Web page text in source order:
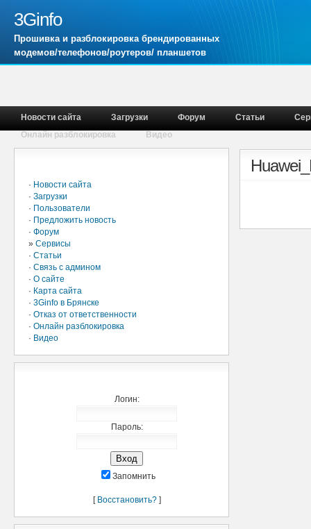
3Ginfo
Прошивка и разблокировка брендированных
модемов/телефонов/роутеров/ планшетов
Новости сайта Загрузки Форум Статьи
Онлайн разблокировка
Видео
· Новости сайта
· Загрузки
· Пользователи
· Предложить новость
· Форум
» Сервисы
· Статьи
· Связь с админом
· О сайте
· Карта сайта
· 3Ginfo в Брянске
· Отказ от ответственности
· Онлайн разблокировка
· Видео
Логин:
Пароль:
Запомнить
[ Восстановить?]